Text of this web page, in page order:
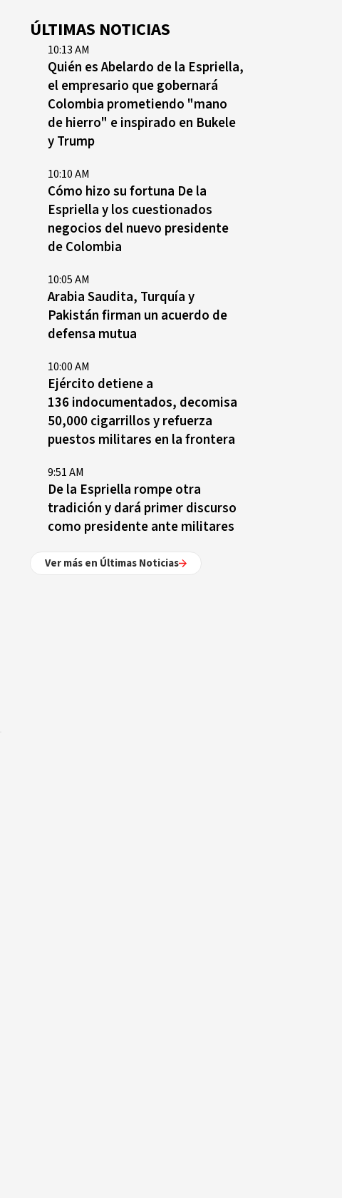
ÚLTIMAS NOTICIAS
10:13 AM
Quién es Abelardo de la Espriella,
el empresario que gobernará
Colombia prometiendo "mano
de hierro" e inspirado en Bukele
y Trump
10:10 AM
Cómo hizo su fortuna De la
Espriella y los cuestionados
negocios del nuevo presidente
de Colombia
10:05 AM
Arabia Saudita, Turquía y
Pakistán firman un acuerdo de
defensa mutua
10:00 AM
Ejército detiene a
136 indocumentados, decomisa
50,000 cigarrillos y refuerza
puestos militares en la frontera
9:51 AM
De la Espriella rompe otra
tradición y dará primer discurso
como presidente ante militares
Ver más en Últimas Noticias